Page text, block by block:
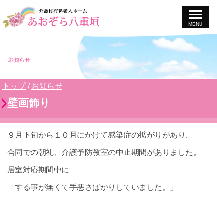
MENU
現
在
の
置：
トップ/ お知らせ
壁画飾り
９月下旬から１０月にかけて感染症の拡がりがあり、
合同での朝礼、介護予防教室の中止期間がありました。
居室対応期間中に
「する事が無くて手悪さばかりしていました。」